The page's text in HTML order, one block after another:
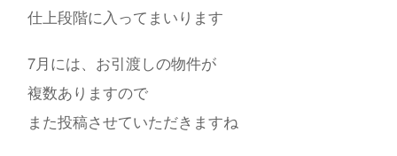
仕上段階に入ってまいります
7月には、お引渡しの物件が
複数ありますので
また投稿させていただきますね